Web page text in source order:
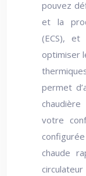
pouvez
et la
(ECS),
optimiser
permet
votre
chaude